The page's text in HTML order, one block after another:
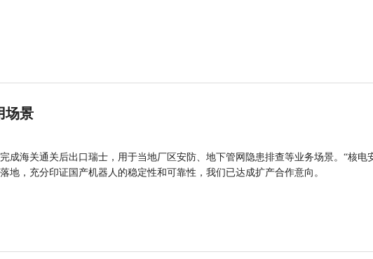
场景
成海关通关后出口瑞士，用于当地厂区安防、地下管网隐患排查等业务场景。“核电
地，充分印证国产机器人的稳定性和可靠性，我们已达成扩产合作意向。